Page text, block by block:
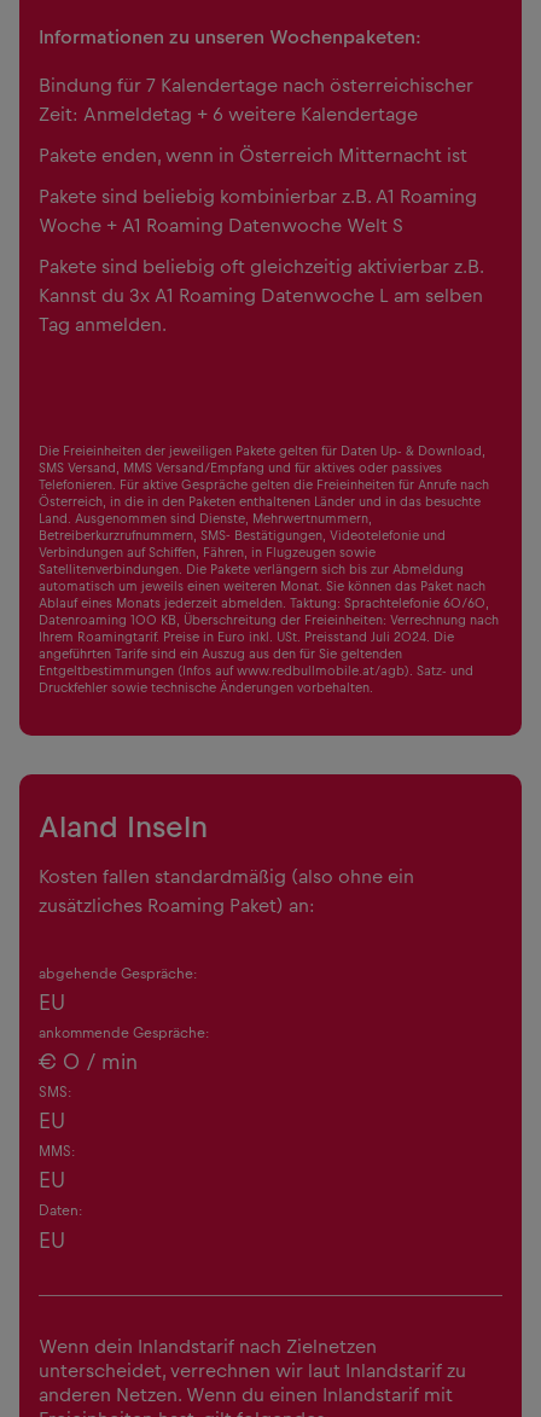
Informationen zu unseren Wochenpaketen:
Bindung für 7 Kalendertage nach österreichischer
Zeit: Anmeldetag + 6 weitere Kalendertage
Pakete enden, wenn in Österreich Mitternacht ist
Pakete sind beliebig kombinierbar z.B. A1 Roaming
Woche + A1 Roaming Datenwoche Welt S
Pakete sind beliebig oft gleichzeitig aktivierbar z.B.
Kannst du 3x A1 Roaming Datenwoche L am selben
Tag anmelden.
Die Freieinheiten der jeweiligen Pakete gelten für Daten Up- & Download,
SMS Versand, MMS Versand/Empfang und für aktives oder passives
Telefonieren. Für aktive Gespräche gelten die Freieinheiten für Anrufe nach
Österreich, in die in den Paketen enthaltenen Länder und in das besuchte
Land. Ausgenommen sind Dienste, Mehrwertnummern,
Betreiberkurzrufnummern, SMS- Bestätigungen, Videotelefonie und
Verbindungen auf Schiffen, Fähren, in Flugzeugen sowie
Satellitenverbindungen. Die Pakete verlängern sich bis zur Abmeldung
automatisch um jeweils einen weiteren Monat. Sie können das Paket nach
Ablauf eines Monats jederzeit abmelden. Taktung: Sprachtelefonie 60/60,
Datenroaming 100 KB, Überschreitung der Freieinheiten: Verrechnung nach
Ihrem Roamingtarif. Preise in Euro inkl. USt. Preisstand Juli 2024. Die
angeführten Tarife sind ein Auszug aus den für Sie geltenden
Entgeltbestimmungen (Infos auf www.redbullmobile.at/agb). Satz- und
Druckfehler sowie technische Änderungen vorbehalten.
Aland Inseln
Kosten fallen standardmäßig (also ohne ein
zusätzliches Roaming Paket) an:
abgehende Gespräche:
EU
ankommende Gespräche:
€ 0 / min
SMS:
EU
MMS:
EU
Daten:
EU
Wenn dein Inlandstarif nach Zielnetzen
unterscheidet, verrechnen wir laut Inlandstarif zu
anderen Netzen. Wenn du einen Inlandstarif mit